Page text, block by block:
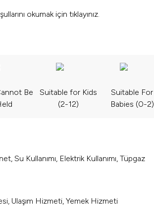
okumak için tıklayınız.
Be
Suitable for Kids
(2-12)
Suitable For
Babies (0-2)
Su Kullanımı, Elektrik Kullanımı, Tüpgaz
Ulaşım Hizmeti, Yemek Hizmeti